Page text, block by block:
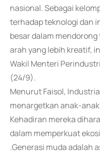
nasional. Sebagai
terhadap teknologi dan
besar dalam
arah yang lebih kreatif,
Wakil Menteri
(24/9).
Menurut Faisol,
menargetkan anak-
Kehadiran mereka
dalam memperkuat
.Generasi muda adalah